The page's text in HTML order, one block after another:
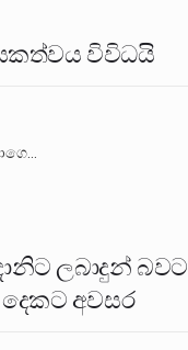
විවිධයි
ලබාදුන් බවට
දෙකට අවසර